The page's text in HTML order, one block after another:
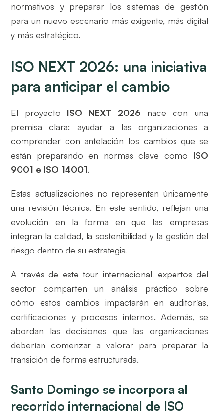
normativos y preparar los sistemas de gestión
para un nuevo escenario más exigente, más digital
y más estratégico.
ISO NEXT 2026: una iniciativa
para anticipar el cambio
El proyecto ISO NEXT 2026 nace con una
premisa clara: ayudar a las organizaciones a
comprender con antelación los cambios que se
están preparando en normas clave como ISO
9001 e ISO 14001.
Estas actualizaciones no representan únicamente
una revisión técnica. En este sentido, reflejan una
evolución en la forma en que las empresas
integran la calidad, la sostenibilidad y la gestión del
riesgo dentro de su estrategia.
A través de este tour internacional, expertos del
sector comparten un análisis práctico sobre
cómo estos cambios impactarán en auditorías,
certificaciones y procesos internos. Además, se
abordan las decisiones que las organizaciones
deberían comenzar a valorar para preparar la
transición de forma estructurada.
Santo Domingo se incorpora al
recorrido internacional de ISO